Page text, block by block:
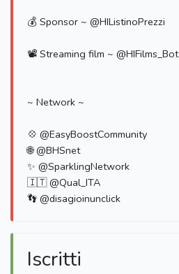
💰 Sponsor ~ @HIListinoPrezzi
📽 Streaming film ~ @HIFilms_Bot
~ Network ~
💠 @EasyBoostCommunity
🌐 @BHSnet
✨ @SparklingNetwork
🇮🇹 @Qual_ITA
👣 @disagioinunclick
Iscritti